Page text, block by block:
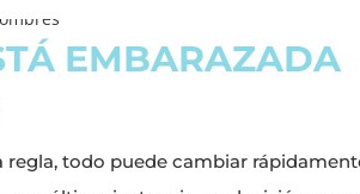
EMBARAZADA
regla, todo puede cambiar